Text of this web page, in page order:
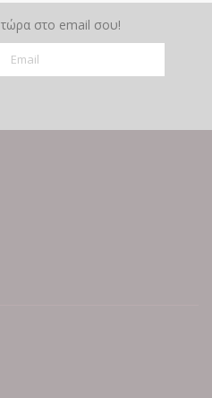
τώρα στο email σου!